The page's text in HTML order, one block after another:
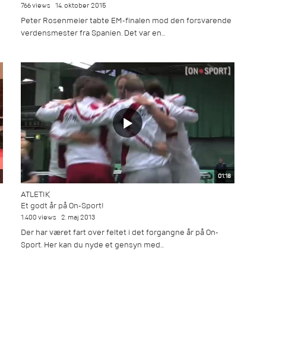
766 views 14. oktober 2015
Peter Rosenmeier tabte EM-finalen mod den forsvarende
verdensmester fra Spanien. Det var en...
01:18
ATLETIK
Et godt år på On-Sport!
1.400 views 2. maj 2013
Der har været fart over feltet i det forgangne år på On-
Sport. Her kan du nyde et gensyn med...